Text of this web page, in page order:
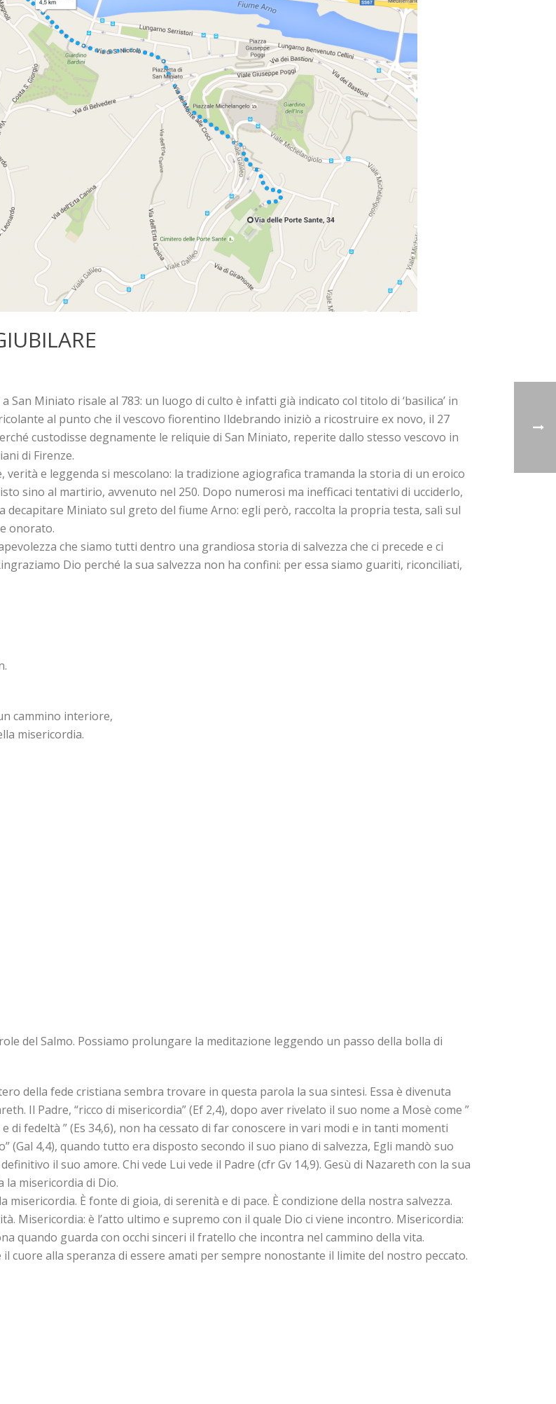
San Miniato risale al 783: un luogo di culto è infatti già indicato col titolo di ‘basilica’ in
al punto che il vescovo fiorentino Ildebrando iniziò a ricostruire ex novo, il 27
custodisse degnamente le reliquie di San Miniato, reperite dallo stesso vescovo in
di Firenze.
verità e leggenda si mescolano: la tradizione agiografica tramanda la storia di un eroico
sino al martirio, avvenuto nel 250. Dopo numerosi ma inefficaci tentativi di ucciderlo,
decapitare Miniato sul greto del fiume Arno: egli però, raccolta la propria testa, salì sul
onorato.
che siamo tutti dentro una grandiosa storia di salvezza che ci precede e ci
Dio perché la sua salvezza non ha confini: per essa siamo guariti, riconciliati,
cammino interiore,
misericordia.
del Salmo. Possiamo prolungare la meditazione leggendo un passo della bolla di
della fede cristiana sembra trovare in questa parola la sua sintesi. Essa è divenuta
Il Padre, “ricco di misericordia” (Ef 2,4), dopo aver rivelato il suo nome a Mosè come ”
di fedeltà ” (Es 34,6), non ha cessato di far conoscere in vari modi e in tanti momenti
(Gal 4,4), quando tutto era disposto secondo il suo piano di salvezza, Egli mandò suo
il suo amore. Chi vede Lui vede il Padre (cfr Gv 14,9). Gesù di Nazareth con la sua
misericordia di Dio.
È fonte di gioia, di serenità e di pace. È condizione della nostra salvezza.
Misericordia: è l’atto ultimo e supremo con il quale Dio ci viene incontro. Misericordia:
quando guarda con occhi sinceri il fratello che incontra nel cammino della vita.
il cuore alla speranza di essere amati per sempre nonostante il limite del nostro peccato.